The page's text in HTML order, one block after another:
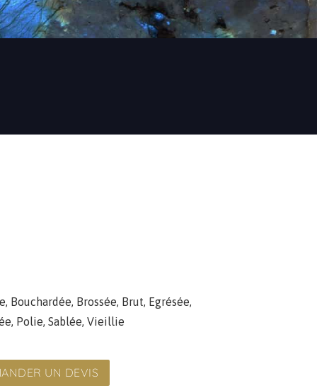
, Bouchardée, Brossée, Brut, Egrésée,
, Polie, Sablée, Vieillie
UN DEVIS